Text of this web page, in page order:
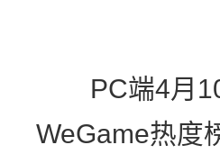
PC端4月10
WeGame热度